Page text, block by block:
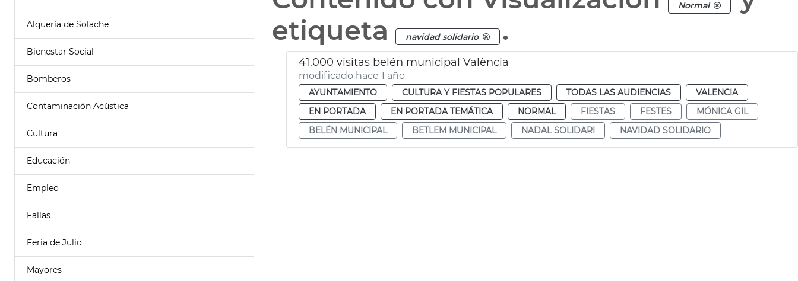
Alquería de Solache
Bienestar Social
Bomberos
Contaminación Acústica
Cultura
Educación
Empleo
Fallas
Feria de Julio
Mayores
Normal
etiqueta
navidad solidario .
41.000 visitas belén municipal València
modificado hace 1 año
AYUNTAMIENTO CULTURA Y FIESTAS POPULARES TODAS LAS AUDIENCIAS
VALENCIA
EN PORTADA
EN PORTADA TEMÁTICA NORMAL FIESTAS FESTES
MÓNICA GIL
BELÉN MUNICIPAL
BETLEM MUNICIPAL NADAL SOLIDARI NAVIDAD SOLIDARIO